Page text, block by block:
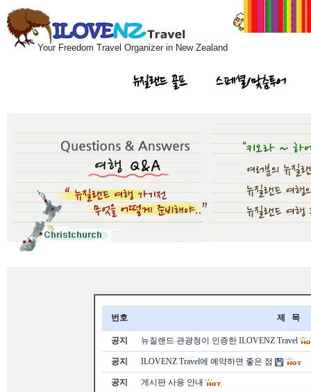
Your Freedom Travel Organizer in New Zealand
뉴질랜드 골프 스페셜/맞춤투어
번호 제 목
공지 뉴질랜드 관광청이 인증한 ILOVENZ Travel
공지 ILOVENZ Travel에 예약하면 좋은 점
공지 게시판 사용 안내